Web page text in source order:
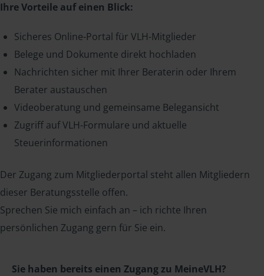
Ihre Vorteile auf einen Blick:
Sicheres Online-Portal für VLH-Mitglieder
Belege und Dokumente direkt hochladen
Nachrichten sicher mit Ihrer Beraterin oder Ihrem
Berater austauschen
Videoberatung und gemeinsame Belegansicht
Zugriff auf VLH-Formulare und aktuelle
Steuerinformationen
Der Zugang zum Mitgliederportal steht allen Mitgliedern
dieser Beratungsstelle offen.
Sprechen Sie mich einfach an – ich richte Ihren
persönlichen Zugang gern für Sie ein.
Sie haben bereits einen Zugang zu MeineVLH?